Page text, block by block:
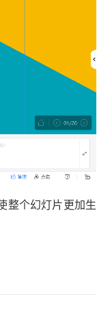
整个幻灯片更加生